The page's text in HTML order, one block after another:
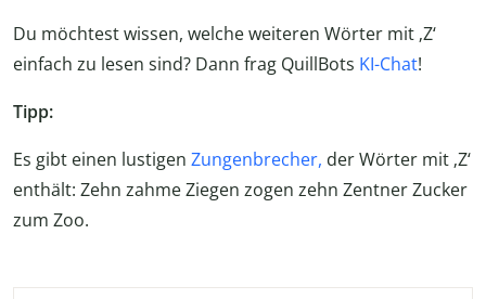
Du möchtest wissen, welche weiteren Wörter mit ‚Z‘
einfach zu lesen sind? Dann frag QuillBots KI-Chat!
Tipp:
Es gibt einen lustigen Zungenbrecher, der Wörter mit ‚Z‘
enthält: Zehn zahme Ziegen zogen zehn Zentner Zucker
zum Zoo.